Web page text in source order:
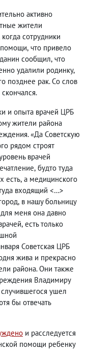
активно
жители
когда сотрудники
помощи, что привело
сообщил, что
удалили родинку,
позднее рак. Со слов
и опыта врачей ЦРБ
жители района
«Да Советскую
рядом строят
врачей
, будто туда
есть, а медицинского
входящий <…>
, в нашу больницу
меня она давно
, есть только
Советская ЦРБ
жива и прекрасно
района. Они также
Владимиру
ушел
бы отвечать
и расследуется
помощи ребенку